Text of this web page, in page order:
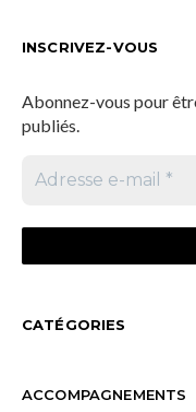
INSCRIVEZ-VOUS
Abonnez-vous pour
publiés.
CATÉGORIES
ACCOMPAGNEMENTS